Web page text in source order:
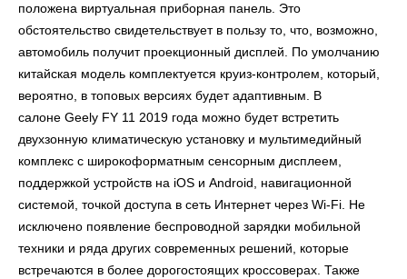
положена виртуальная приборная панель. Это
обстоятельство свидетельствует в пользу то, что, возможно,
автомобиль получит проекционный дисплей. По умолчанию
китайская модель комплектуется круиз-контролем, который,
вероятно, в топовых версиях будет адаптивным. В
салоне Geely FY 11 2019 года можно будет встретить
двухзонную климатическую установку и мультимедийный
комплекс с широкоформатным сенсорным дисплеем,
поддержкой устройств на iOS и Android, навигационной
системой, точкой доступа в сеть Интернет через Wi-Fi. Не
исключено появление беспроводной зарядки мобильной
техники и ряда других современных решений, которые
встречаются в более дорогостоящих кроссоверах. Также